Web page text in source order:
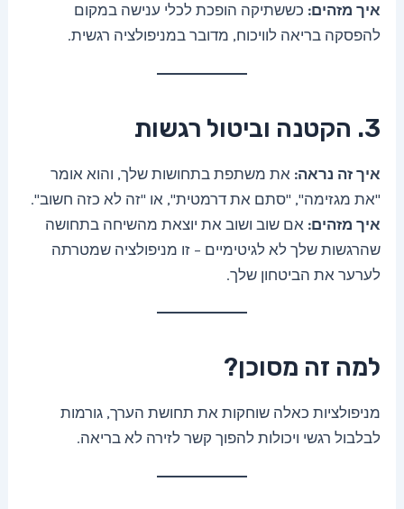
איך מזהים: כששתיקה הופכת לכלי ענישה במקום
להפסקה בריאה לוויכוח, מדובר במניפולציה רגשית.
3. הקטנה וביטול רגשות
איך זה נראה: את משתפת בתחושות שלך, והוא אומר
"את מגזימה", "סתם את דרמטית", או "זה לא כזה חשוב".
איך מזהים: אם שוב ושוב את יוצאת מהשיחה בתחושה
שהרגשות שלך לא לגיטימיים – זו מניפולציה שמטרתה
לערער את הביטחון שלך.
למה זה מסוכן?
מניפולציות כאלה שוחקות את תחושת הערך, גורמות
לבלבול רגשי ויכולות להפוך קשר לזירה לא בריאה.